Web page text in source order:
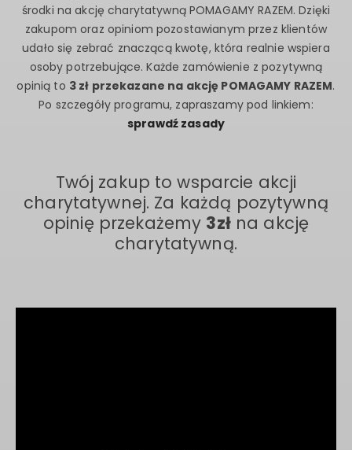
środki na akcję charytatywną POMAGAMY RAZEM. Dzięki
zakupom oraz opiniom pozostawianym przez klientów
udało się zebrać znaczącą kwotę, która realnie wspiera
osoby potrzebujące. Każde zamówienie z pozytywną
opinią to 3 zł przekazane na akcję POMAGAMY RAZEM.
Po szczegóły programu, zapraszamy pod linkiem:
sprawdź zasady
Twój zakup to wsparcie akcji
charytatywnej. Za każdą pozytywną
opinię przekażemy 3złna akcję
charytatywną.